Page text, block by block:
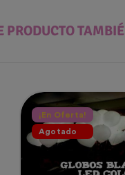
PRODUCTO
¡En Oferta!
Agotado